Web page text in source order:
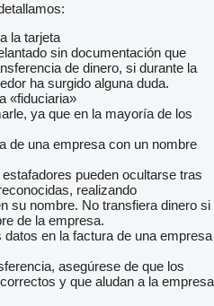
la tarjeta
sin documentación que
de dinero, si durante la
ha surgido alguna duda.
«fiduciaria»
ya que en la mayoría de los
de una empresa con un nombre
pueden ocultarse tras
realizando
su nombre. No transfiera dinero si
de la empresa.
en la factura de una empresa
asegúrese de que los
y que aludan a la empresa